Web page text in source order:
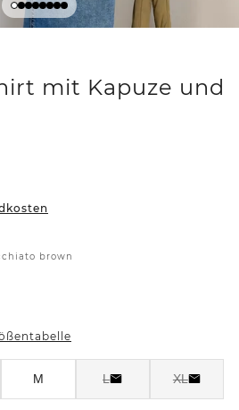
mit Kapuze und
brown
M L XL